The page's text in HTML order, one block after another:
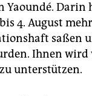
Yaoundé. Darin
4. August
saßen
Ihnen wird
unterstützen.